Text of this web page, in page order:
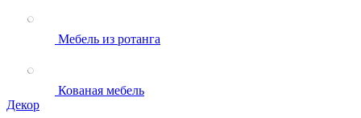
Мебель из ротанга
Кованая мебель
Декор